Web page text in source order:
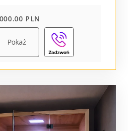
PLN
Pokaż